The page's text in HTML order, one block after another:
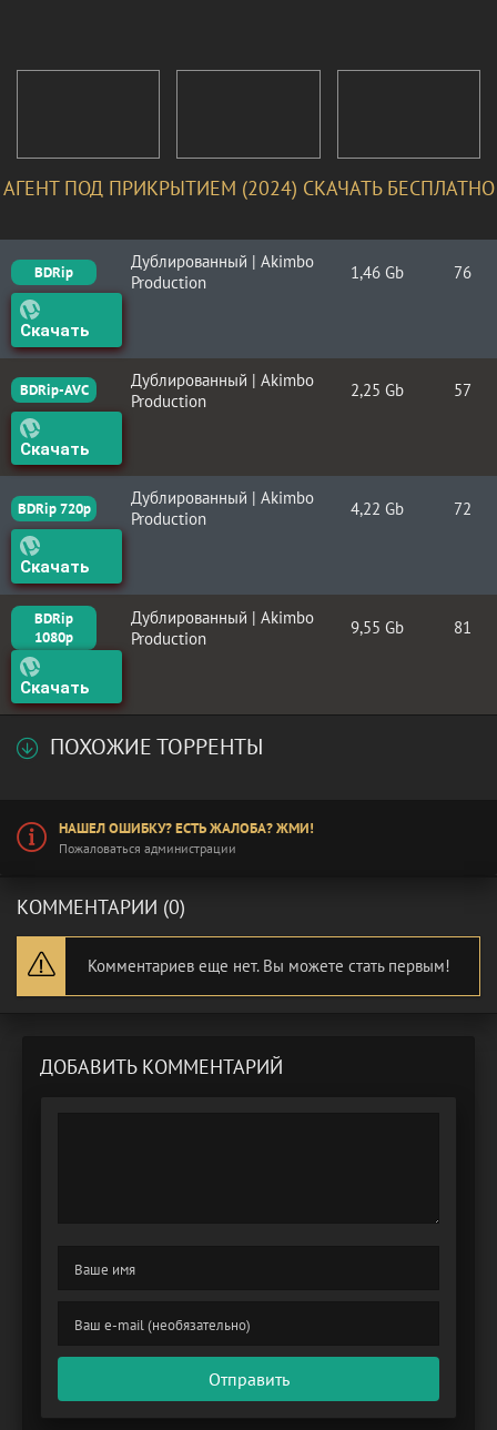
АГЕНТ ПОД ПРИКРЫТИЕМ (2024) СКАЧАТЬ БЕСПЛАТНО
BDRip
Дублированный | Akimbo
Production
1,46 Gb 76
Скачать
BDRip-AVC
Дублированный | Akimbo
Production
2,25 Gb 57
Скачать
BDRip 720p
Дублированный | Akimbo
Production
4,22 Gb 72
Скачать
BDRip
1080p
Дублированный | Akimbo
Production
9,55 Gb 81
Скачать
ПОХОЖИЕ ТОРРЕНТЫ
НАШЕЛ ОШИБКУ? ЕСТЬ ЖАЛОБА? ЖМИ!
Пожаловаться администрации
КОММЕНТАРИИ (0)
Комментариев еще нет. Вы можете стать первым!
ДОБАВИТЬ КОММЕНТАРИЙ
Отправить